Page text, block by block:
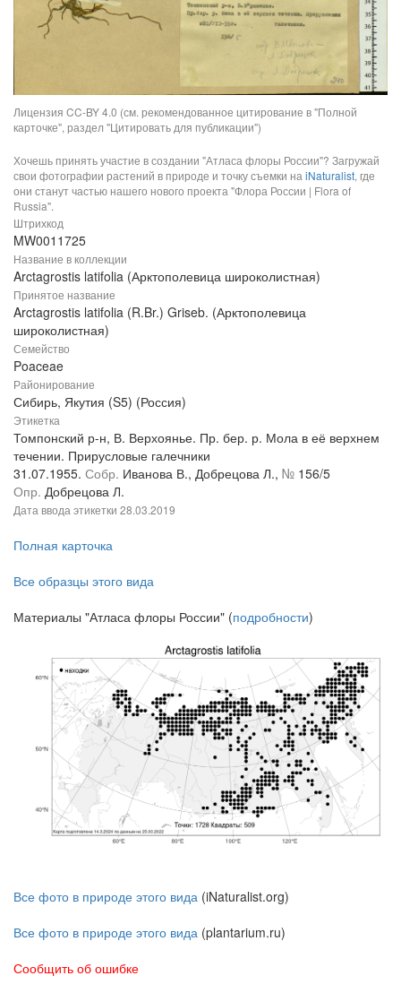
Лицензия CC-BY 4.0 (см. рекомендованное цитирование в "Полной
карточке", раздел "Цитировать для публикации")
Хочешь принять участие в создании "Атласа флоры России"? Загружай
свои фотографии растений в природе и точку съемки на iNaturalist, где
они станут частью нашего нового проекта "Флора России | Flora of
Russia".
Штрихкод
MW0011725
Название в коллекции
Arctagrostis latifolia (Арктополевица широколистная)
Принятое название
Arctagrostis latifolia (R.Br.) Griseb. (Арктополевица
широколистная)
Семейство
Poaceae
Районирование
Сибирь, Якутия (S5) (Россия)
Этикетка
Томпонский р-н, В. Верхоянье. Пр. бер. р. Мола в её верхнем
течении. Прирусловые галечники
31.07.1955. Собр. Иванова В., Добрецова Л., № 156/5
Опр. Добрецова Л.
Дата ввода этикетки 28.03.2019
Полная карточка
Все образцы этого вида
Материалы "Атласа флоры России" (подробности)
Все фото в природе этого вида (iNaturalist.org)
Все фото в природе этого вида (plantarium.ru)
Сообщить об ошибке